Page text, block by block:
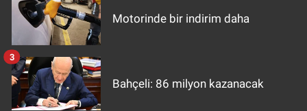
Motorinde bir indirim daha
Bahçeli: 86 milyon kazanacak
3